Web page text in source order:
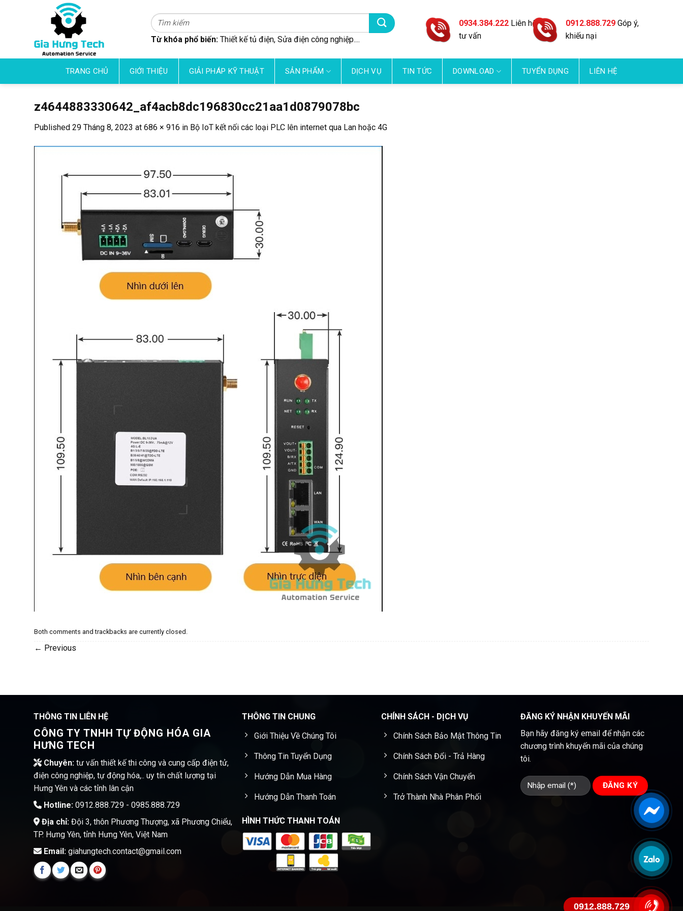
Tìm
kiếm:
Từ khóa phổ biến: Thiết kế tủ điện, Sửa điện công nghiệp....
0934.384.222 Liên hệ
tư vấn
0912.888.729 Góp ý,
khiếu nại
TRANG CHỦ GIỚI THIỆU GIẢI PHÁP KỸ THUẬT SẢN PHẨM DỊCH VỤ TIN TỨC DOWNLOAD TUYỂN DỤNG LIÊN HỆ
z4644883330642_af4acb8dc196830cc21aa1d0879078bc
Published 29 Tháng 8, 2023 at 686 × 916 in Bộ IoT kết nối các loại PLC lên internet qua Lan hoặc 4G
Both comments and trackbacks are currently closed.
← Previous
THÔNG TIN LIÊN HỆ
CÔNG TY TNHH TỰ ĐỘNG HÓA GIA
HƯNG TECH
Chuyên:tư vấn thiết kế thi công và cung cấp điện tử,
điện công nghiệp, tự động hóa,.. uy tín chất lượng tại
Hưng Yên và các tỉnh lân cận
Hotline:0912.888.729 - 0985.888.729
Địa chỉ:Đội 3, thôn Phương Thượng, xã Phương Chiểu,
TP. Hưng Yên, tỉnh Hưng Yên, Việt Nam
Email:giahungtech.contact@gmail.com
THÔNG TIN CHUNG
Giới Thiệu Về Chúng Tôi
Thông Tin Tuyển Dụng
Hướng Dẫn Mua Hàng
Hướng Dẫn Thanh Toán
CHÍNH SÁCH - DỊCH VỤ
Chính Sách Bảo Mật Thông Tin
Chính Sách Đổi - Trả Hàng
Chính Sách Vận Chuyển
Trở Thành Nhà Phân Phối
ĐĂNG KÝ NHẬN KHUYẾN MÃI
Bạn hãy đăng ký email để nhận các
chương trình khuyến mãi của chúng
tôi.
HÌNH THỨC THANH TOÁN
0912.888.729